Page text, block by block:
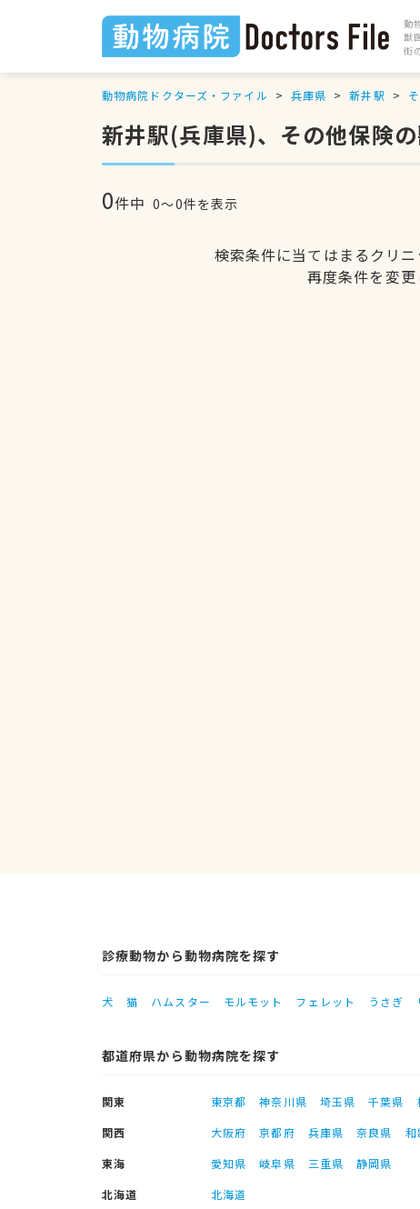
動
獣
街
動物病院ドクターズ・ファイル 兵庫県 新井駅
新井駅(兵庫県)、その他保険
0件中 0〜0件を表示
検索条件に当てはまるクリ
再度条件を変更
診療動物から動物病院を探す
犬 猫 ハムスター モルモット フェレット うさぎ
都道府県から動物病院を探す
関東 東京都 神奈川県 埼玉県 千葉県
関西
大阪府 京都府 兵庫県 奈良県 和
東海
愛知県 岐阜県 三重県
静岡県
北海道
北海道